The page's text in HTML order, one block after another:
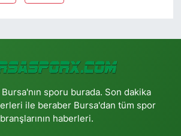
sporu burada. Son dakika
ile beraber Bursa'dan tüm spor
branşlarının haberleri.